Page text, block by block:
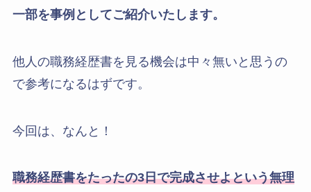
一部を事例としてご紹介いたします。
他人の職務経歴書を見る機会は中々無いと思うの
で参考になるはずです。
今回は、なんと！
職務経歴書をたったの3日で完成させよという無理